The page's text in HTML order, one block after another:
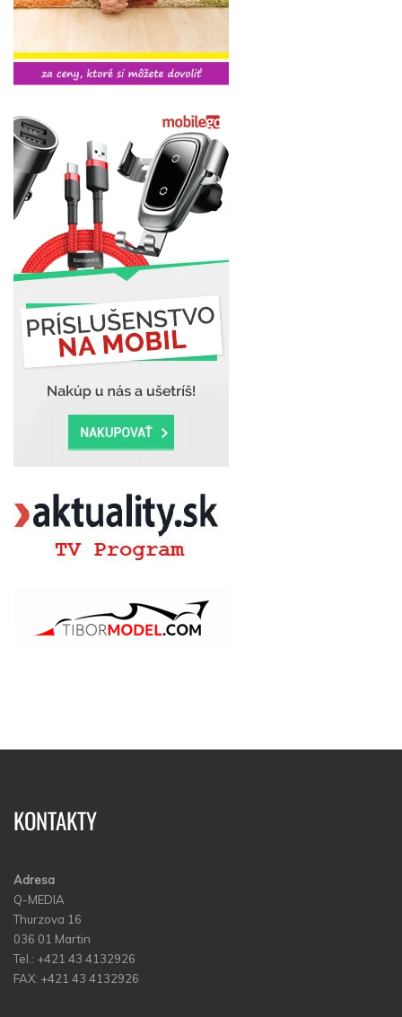
KONTAKTY
Adresa
Q-MEDIA
Thurzova 16
036 01 Martin
Tel.: +421 43 4132926
FAX: +421 43 4132926